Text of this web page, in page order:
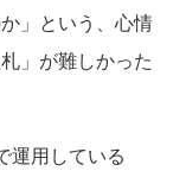
」という、心情
」が難しかった
運用している